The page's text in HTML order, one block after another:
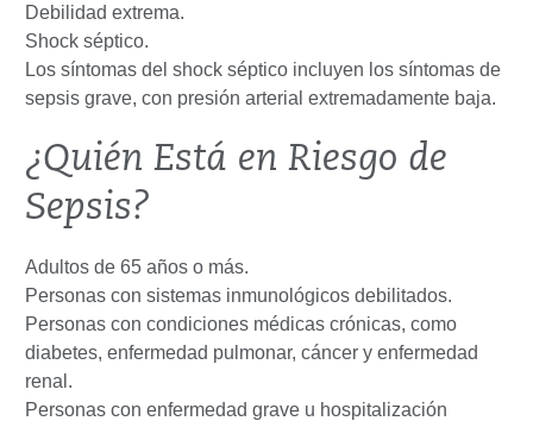
Debilidad extrema.
Shock séptico.
Los síntomas del shock séptico incluyen los síntomas de
sepsis grave, con presión arterial extremadamente baja.
¿Quién Está en Riesgo de
Sepsis?
Adultos de 65 años o más.
Personas con sistemas inmunológicos debilitados.
Personas con condiciones médicas crónicas, como
diabetes, enfermedad pulmonar, cáncer y enfermedad
renal.
Personas con enfermedad grave u hospitalización